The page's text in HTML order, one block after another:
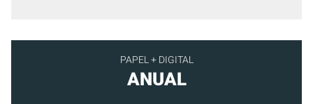
PAPEL + DIGITAL
ANUAL